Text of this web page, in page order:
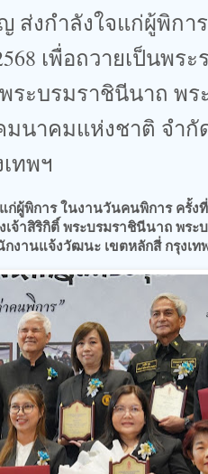
ส่งกำลังใจแก่ผู้พิกา
เพื่อถวายเป็นพร
ระบรมราชินีนาถ พ
นาคมแห่งชาติ จำกั
ทพฯ
ผู้พิการ ในงานวันคนพิการ ครั้งที่
เจ้าสิริกิติ์ พระบรมราชินีนาถ พร
งานแจ้งวัฒนะ เขตหลักสี่ กรุงเท